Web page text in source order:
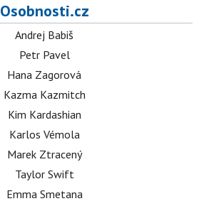
Osobnosti.cz
Andrej Babiš
Petr Pavel
Hana Zagorová
Kazma Kazmitch
Kim Kardashian
Karlos Vémola
Marek Ztracený
Taylor Swift
Emma Smetana